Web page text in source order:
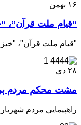
۱۶ بهمن
“قیام ملت قرآن”،
"قیام ملت قرآن"،
۲۸ دی
️مشت محکم مردم بر
راهپیمایی مردم